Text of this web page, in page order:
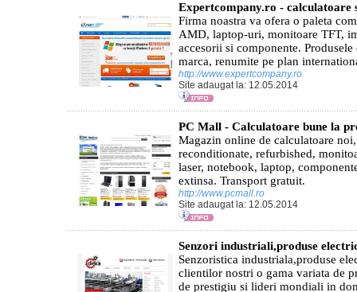
Expertcompany.ro - calculatoare
Firma noastra va ofera o paleta
AMD, laptop-uri, monitoare TFT,
accesorii si componente.
marca, renumite pe plan
http://www.expertcompany.ro
Site adaugat la: 12.05.2014
PC Mall - Calculatoare bune la
Magazin online de calculatoare
reconditionate, refurbished,
laser, notebook, laptop,
extinsa. Transport gratuit.
http://www.pcmall.ro
Site adaugat la: 12.05.2014
Senzori industriali,produse
Senzoristica industriala,produse
clientilor nostri o gama variata de
de prestigiu si lideri mondiali in